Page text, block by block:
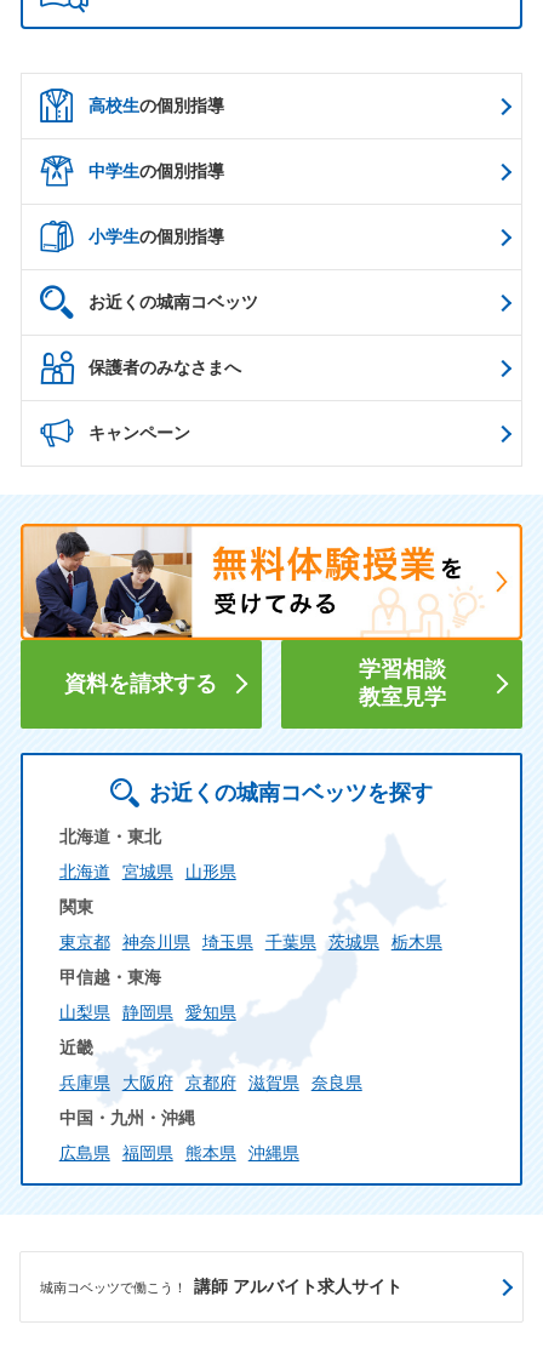
高校生の個別指導
中学生の個別指導
小学生の個別指導
お近くの城南コベッツ
保護者のみなさまへ
キャンペーン
資料を請求する
学習相談
教室見学
お近くの城南コベッツを探す
北海道・東北
北海道
宮城県
山形県
関東
東京都
神奈川県 埼玉県 千葉県 茨城県
栃木県
甲信越・東海
山梨県
静岡県
愛知県
近畿
兵庫県
大阪府 京都府 滋賀県
奈良県
中国・九州・沖縄
広島県
福岡県 熊本県 沖縄県
城南コベッツで働こう！ 講師 アルバイト求人サイト